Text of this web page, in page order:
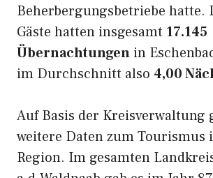
Beherbergungsbetriebe hatte.
Gäste hatten insgesamt 17.145
Übernachtungen in
im Durchschnitt also 4,00
Auf Basis der Kreisverwaltung
weitere Daten zum Tourismus
Region. Im gesamten